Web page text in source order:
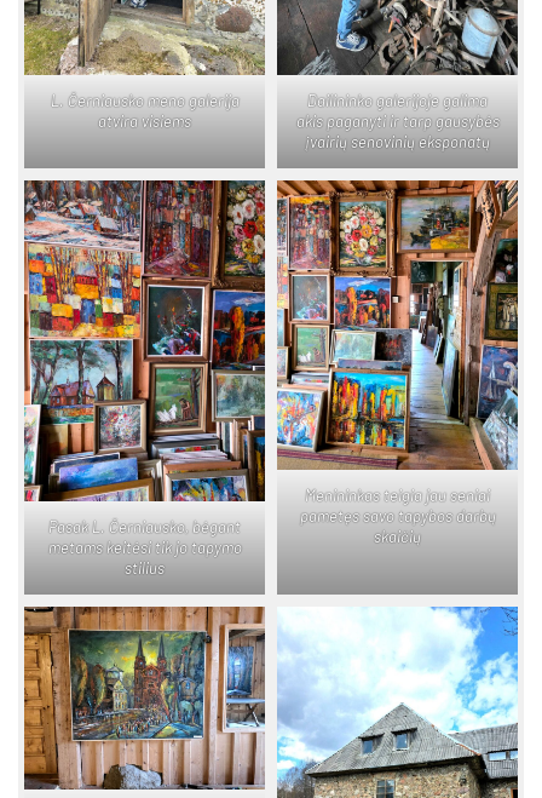
L. Čer­niaus­ko me­no ga­le­ri­ja
at­vi­ra vi­siems
Dai­li­nin­ko ga­le­ri­jo­je ga­li­ma
akis pa­ga­ny­ti ir tarp gau­sy­bės
įvai­rių se­no­vi­nių eks­po­na­tų
Pa­sak L. Čer­niaus­ko, bė­gant
me­tams kei­tė­si tik jo ta­py­mo
sti­lius
Me­ni­nin­kas tei­gia jau se­niai
pa­me­tęs sa­vo ta­py­bos dar­bų
skai­čių